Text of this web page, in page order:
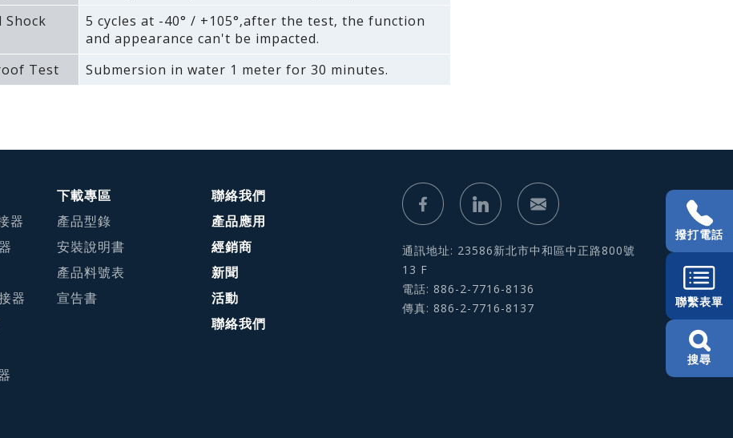
Shock
5 cycles at -40° / +105°‚after the test‚ the function
and appearance can't be impacted.
Test
Submersion in water 1 meter for 30 minutes.
器
器
下載專區
產品型錄
安裝說明書
產品料號表
宣告書
聯絡我們
產品應用
經銷商
新聞
活動
聯絡我們
通訊地址: 23586新北市中和區中正路800號
13 F
電話: 886-2-7716-8136
傳真: 886-2-7716-8137
撥打電話
聯繫表單
搜尋